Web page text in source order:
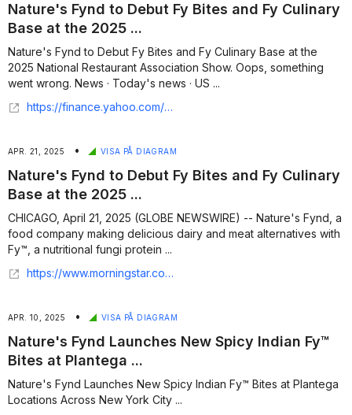
Nature's Fynd to Debut Fy Bites and Fy Culinary
Base at the 2025 ...
Nature's Fynd to Debut Fy Bites and Fy Culinary Base at the
2025 National Restaurant Association Show. Oops, something
went wrong. News · Today's news · US ...
https://finance.yahoo.com/news/nature-fynd-debut-fy-bites-120600411.html
APR. 21, 2025 • VISA PÅ DIAGRAM
Nature's Fynd to Debut Fy Bites and Fy Culinary
Base at the 2025 ...
CHICAGO, April 21, 2025 (GLOBE NEWSWIRE) -- Nature's Fynd, a
food company making delicious dairy and meat alternatives with
Fy™, a nutritional fungi protein ...
https://www.morningstar.com/news/globe-newswire/9435407/natures-fynd-to-debut-fy-bites-and-fy-culinary-base-at-the-2025-national-restaurant-association-show
APR. 10, 2025 • VISA PÅ DIAGRAM
Nature's Fynd Launches New Spicy Indian Fy™
Bites at Plantega ...
Nature's Fynd Launches New Spicy Indian Fy™ Bites at Plantega
Locations Across New York City ...